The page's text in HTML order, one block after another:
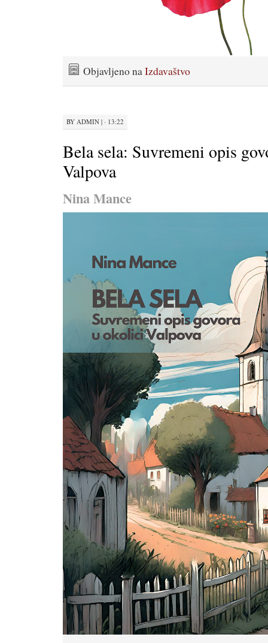
Objavljeno naIzdavaštvo
BY ADMIN | · 13:22
Bela sela: Suvremeni opis
Valpova
Nina Mance